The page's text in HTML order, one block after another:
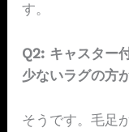
す。
Q2: キャスター
少ないラグの方
そうです。毛足